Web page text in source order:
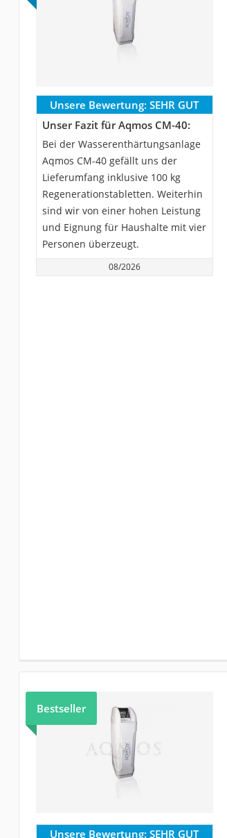
Unsere Bewertung: SEHR GUT
Unser Fazit für Aqmos CM-40:
Bei der Wasserenthärtungsanlage
Aqmos CM-40 gefällt uns der
Lieferumfang inklusive 100 kg
Regenerationstabletten. Weiterhin
sind wir von einer hohen Leistung
und Eignung für Haushalte mit vier
Personen überzeugt.
08/2026
Bestseller
Unsere Bewertung: SEHR GUT